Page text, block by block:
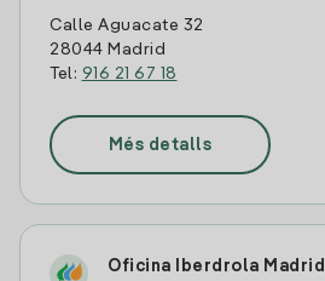
Calle Aguacate 32
28044 Madrid
Tel: 916 21 67 18
Més detalls
Oficina Iberdrola